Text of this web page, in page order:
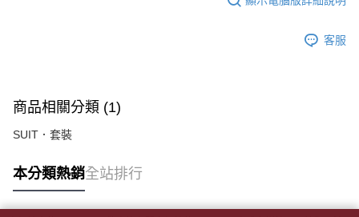
客服
商品相關分類 (1)
SUIT．套裝
本分類熱銷全站排行